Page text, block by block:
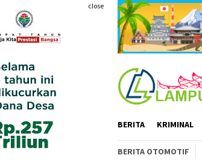
content
close
BERITA KRIMINAL
BERITA OTOMOTIF